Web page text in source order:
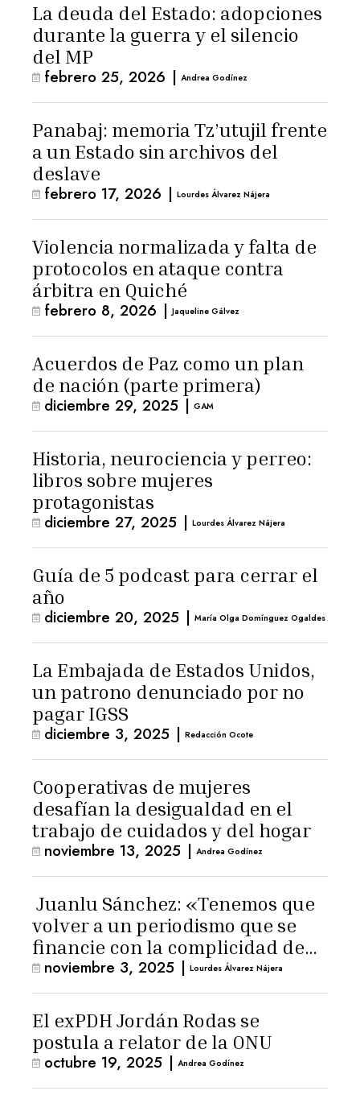
La deuda del Estado: adopciones
durante la guerra y el silencio
del MP
febrero 25, 2026 | Andrea Godínez
Panabaj: memoria Tz’utujil frente
a un Estado sin archivos del
deslave
febrero 17, 2026 | Lourdes Álvarez Nájera
Violencia normalizada y falta de
protocolos en ataque contra
árbitra en Quiché
febrero 8, 2026 | Jaqueline Gálvez
Acuerdos de Paz como un plan
de nación (parte primera)
diciembre 29, 2025 | GAM
Historia, neurociencia y perreo:
libros sobre mujeres
protagonistas
diciembre 27, 2025 | Lourdes Álvarez Nájera
Guía de 5 podcast para cerrar el
año
diciembre 20, 2025 | María Olga Domínguez Ogaldes
La Embajada de Estados Unidos,
un patrono denunciado por no
pagar IGSS
diciembre 3, 2025 | Redacción Ocote
Cooperativas de mujeres
desafían la desigualdad en el
trabajo de cuidados y del hogar
noviembre 13, 2025 | Andrea Godínez
Juanlu Sánchez: «Tenemos que
volver a un periodismo que se
financie con la complicidad de
los lectores»
noviembre 3, 2025 | Lourdes Álvarez Nájera
El exPDH Jordán Rodas se
postula a relator de la ONU
octubre 19, 2025 | Andrea Godínez